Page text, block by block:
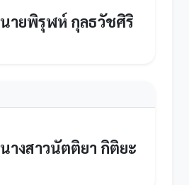
นายพิรุฬห์ กุลธวัชศิริ
นางสาวนัตติยา กิติยะ